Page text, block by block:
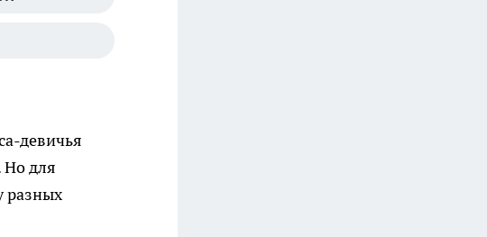
девичья
Но для
разных